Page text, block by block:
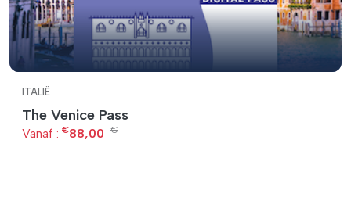
ITALIË
The Venice Pass
Vanaf : €88,00 €